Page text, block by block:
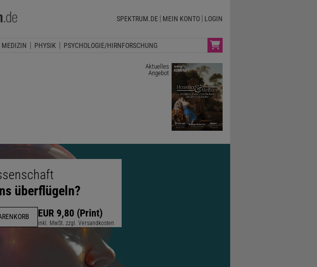
SPEKTRUM.DE MEIN KONTO LOGIN
MEDIZIN PHYSIK PSYCHOLOGIE/HIRNFORSCHUNG
Aktuelles
Angebot
überflügeln?
EUR 9,80 (Print)
inkl. MwSt. zzgl. Versandkosten